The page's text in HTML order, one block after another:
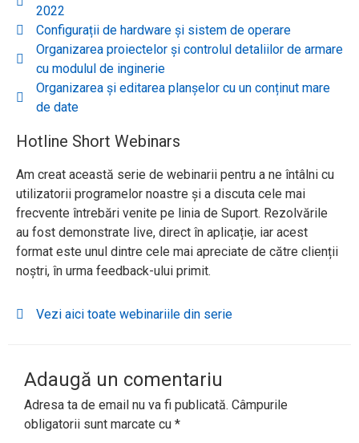
2022
Configurații de hardware și sistem de operare
Organizarea proiectelor și controlul detaliilor de armare
cu modulul de inginerie
Organizarea și editarea planșelor cu un conținut mare
de date
Hotline Short Webinars
Am creat această serie de webinarii pentru a ne întâlni cu
utilizatorii programelor noastre și a discuta cele mai
frecvente întrebări venite pe linia de Suport. Rezolvările
au fost demonstrate live, direct în aplicație, iar acest
format este unul dintre cele mai apreciate de către clienții
noștri, în urma feedback-ului primit.
Vezi aici toate webinariile din serie
Adaugă un comentariu
Adresa ta de email nu va fi publicată. Câmpurile
obligatorii sunt marcate cu *